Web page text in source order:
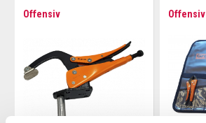
Offensiv Offensiv